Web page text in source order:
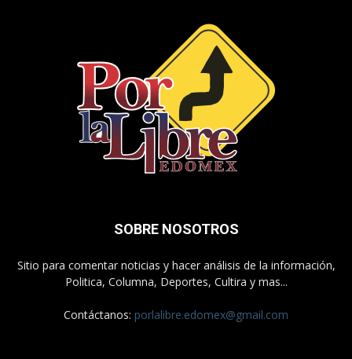
SOBRE NOSOTROS
Sitio para comentar noticias y hacer análisis de la información,
Politica, Columna, Deportes, Cultira y mas...
Contáctanos: porlalibre.edomex@gmail.com